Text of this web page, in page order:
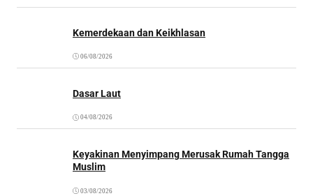
Kemerdekaan dan Keikhlasan
06/08/2026
Dasar Laut
04/08/2026
Keyakinan Menyimpang Merusak Rumah Tangga
Muslim
03/08/2026